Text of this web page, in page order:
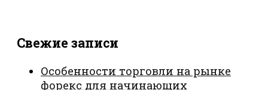
Свежие записи
Особенности торговли на рынке
форекс для начинающих